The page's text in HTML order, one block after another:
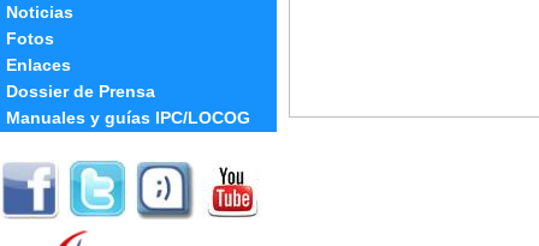
Noticias
Fotos
Enlaces
Dossier de Prensa
Manuales y guías IPC/LOCOG